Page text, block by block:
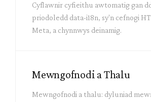
Cyflawnir cyfieithu awtomatig gan
priodoledd data-i18n, sy'n cefnogi
Meta, a chynnwys deinamig.
Mewngofnodi a Thalu
Mewngofnodi a thalu: dyluniad